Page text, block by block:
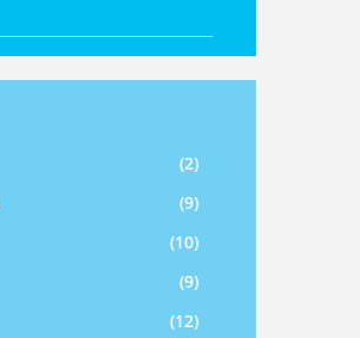
(2)
(9)
(10)
(9)
(12)